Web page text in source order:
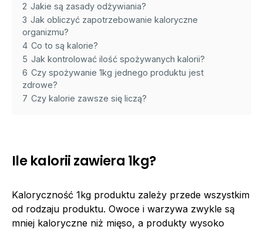
2 Jakie są zasady odżywiania?
3 Jak obliczyć zapotrzebowanie kaloryczne
organizmu?
4 Co to są kalorie?
5 Jak kontrolować ilość spożywanych kalorii?
6 Czy spożywanie 1kg jednego produktu jest
zdrowe?
7 Czy kalorie zawsze się liczą?
Ile kalorii zawiera 1kg?
Kaloryczność 1kg produktu zależy przede wszystkim
od rodzaju produktu. Owoce i warzywa zwykle są
mniej kaloryczne niż mięso, a produkty wysoko